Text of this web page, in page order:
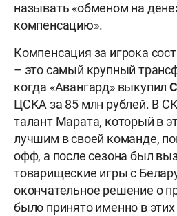
называть «обменом на
компенсацию».
Компенсация за игрока
– это самый крупный
когда «Авангард» выкупил
ЦСКА за 85 млн рублей. В
талант Марата, который в
лучшим в своей команде,
офф, а после сезона был
товарищеские игры с
окончательное решение о
было принято именно в